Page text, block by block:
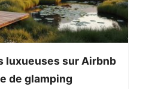
luxueuses sur Airbnb
de glamping